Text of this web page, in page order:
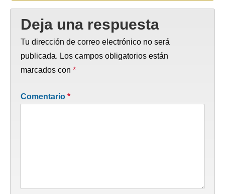
Deja una respuesta
Tu dirección de correo electrónico no será
publicada. Los campos obligatorios están
marcados con *
Comentario *